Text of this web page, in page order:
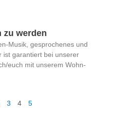
zu werden
Musik, gesprochenes und
ist garantiert bei unserer
euch mit unserem Wohn-
3 4 5